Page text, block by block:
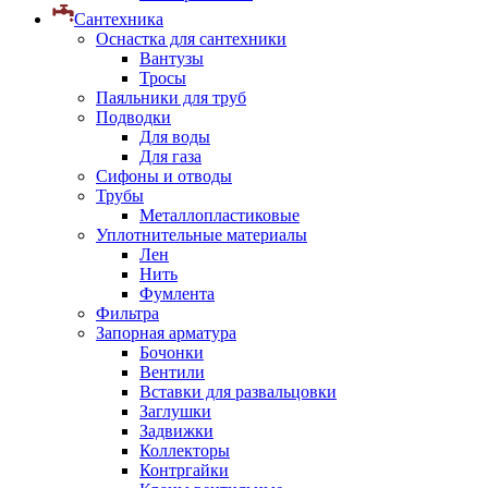
Сантехника
Оснастка для сантехники
Вантузы
Тросы
Паяльники для труб
Подводки
Для воды
Для газа
Сифоны и отводы
Трубы
Металлопластиковые
Уплотнительные материалы
Лен
Нить
Фумлента
Фильтра
Запорная арматура
Бочонки
Вентили
Вставки для развальцовки
Заглушки
Задвижки
Коллекторы
Контргайки